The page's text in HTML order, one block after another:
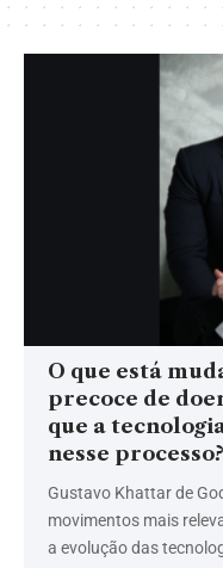
O que está
precoce de
que a
nesse processo?
Gustavo Khattar de
movimentos mais
a evolução das